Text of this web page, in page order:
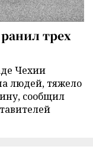
трех
Чехии
людей, тяжело
сообщил